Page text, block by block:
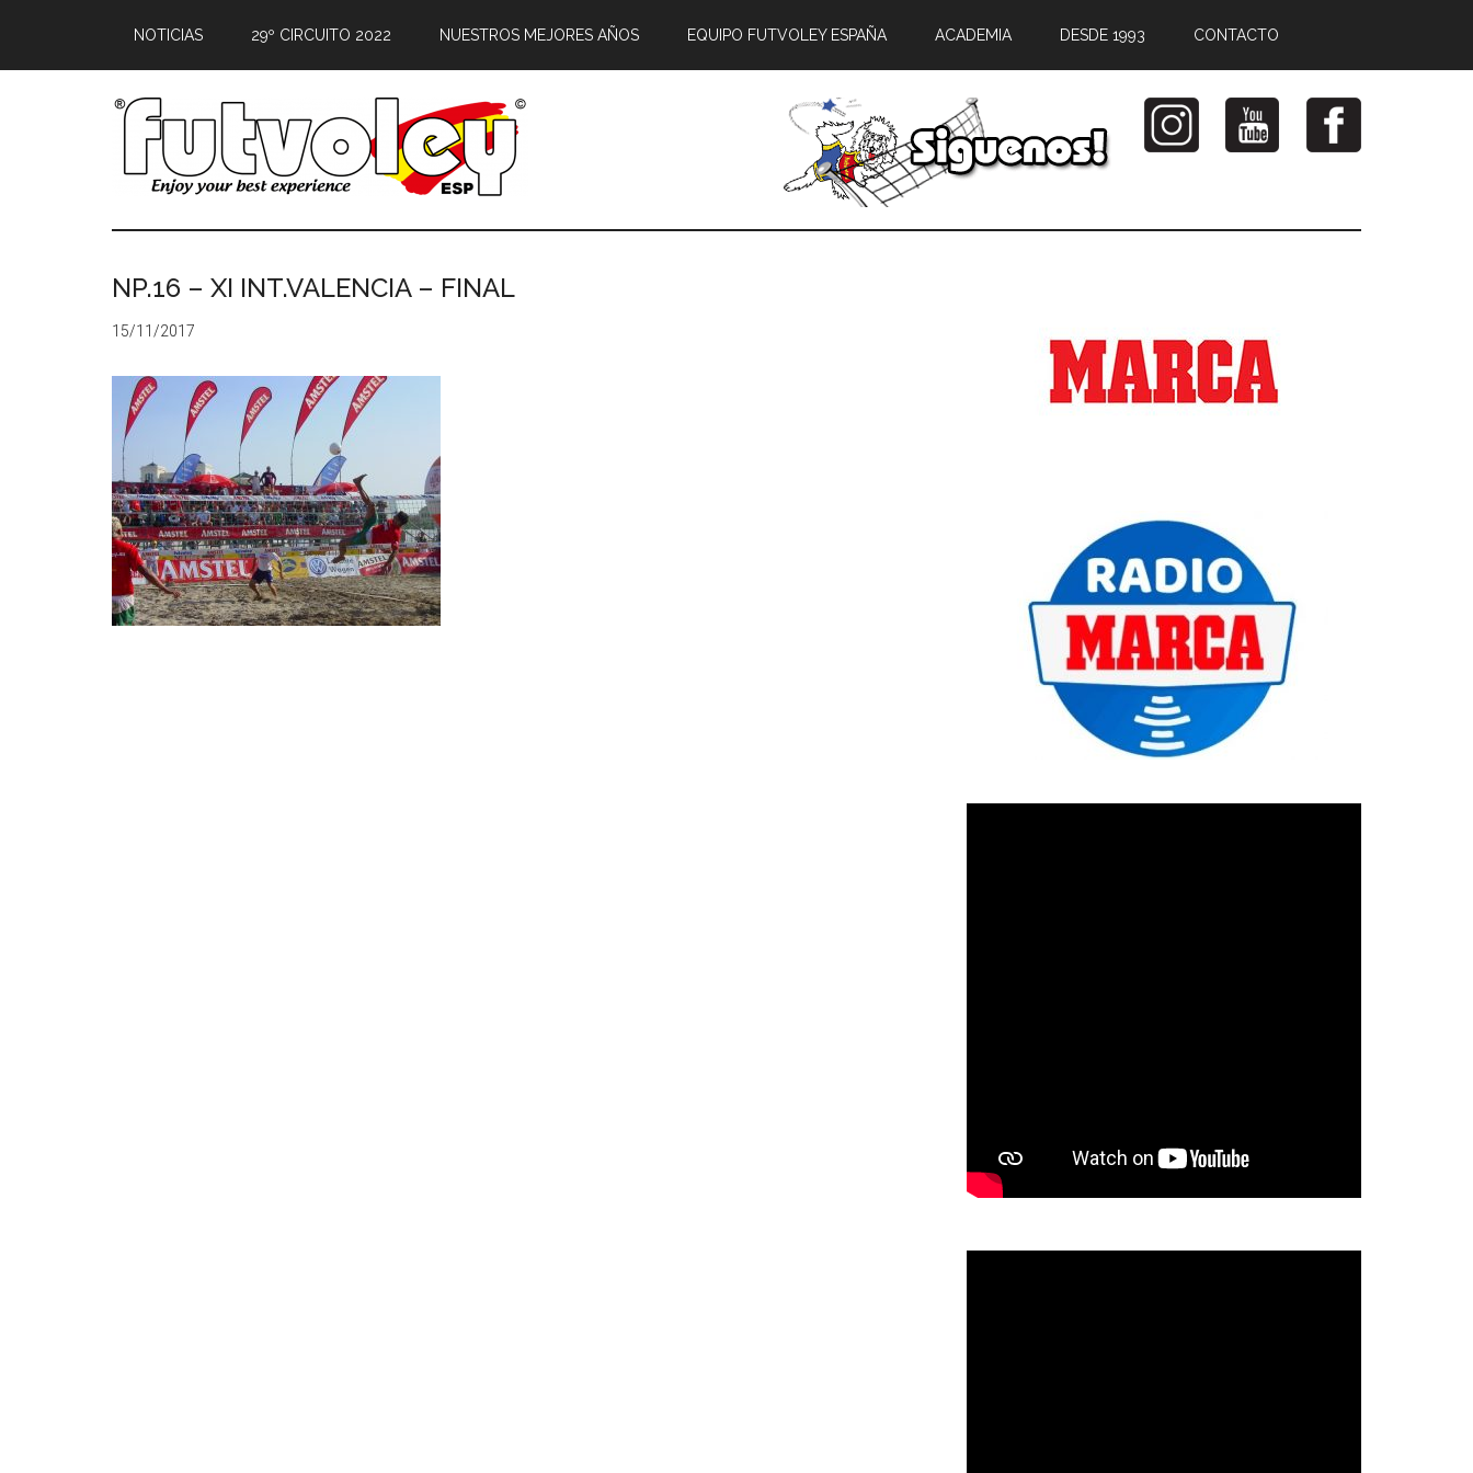
NOTICIAS 29º CIRCUITO 2022 NUESTROS MEJORES AÑOS EQUIPO FUTVOLEY ESPAÑA ACADEMIA DESDE 1993 CONTACTO
NP.16 – XI INT.VALENCIA – FINAL
15/11/2017